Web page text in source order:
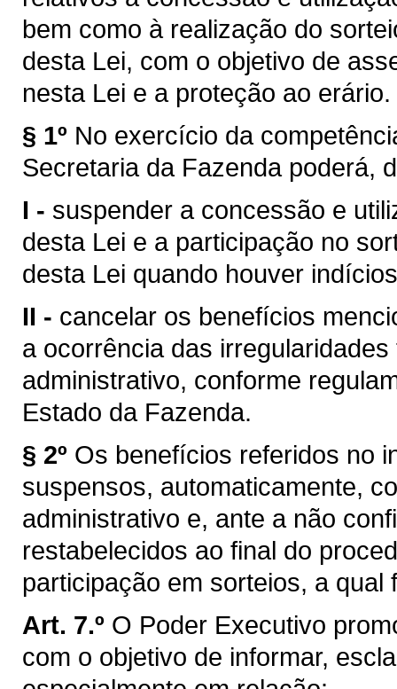
bem como à realização do
desta Lei, com o objetivo de
nesta Lei e a proteção ao erário.
§ 1º No exercício da
Secretaria da Fazenda poderá,
I - suspender a concessão e
desta Lei e a participação no
desta Lei quando houver
II - cancelar os benefícios
a ocorrência das
administrativo, conforme
Estado da Fazenda.
§ 2º Os benefícios referidos no
suspensos, automaticamente,
administrativo e, ante a não
restabelecidos ao final do
participação em sorteios, a qual
Art. 7.º O Poder Executivo
com o objetivo de informar,